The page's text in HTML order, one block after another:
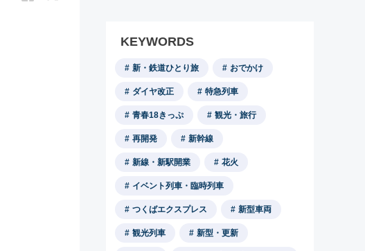
KEYWORDS
新・鉄道ひとり旅 おでかけ
ダイヤ改正 特急列車
青春18きっぷ 観光・旅行
再開発 新幹線
新線・新駅開業 花火
イベント列車・臨時列車
つくばエクスプレス 新型車両
観光列車 新型・更新